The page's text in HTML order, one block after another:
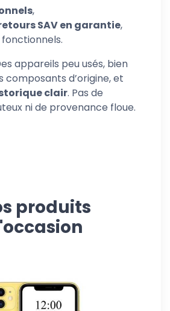
,
SAV en garantie,
appareils peu usés, bien
composants d’origine, et
clair. Pas de
ni de provenance floue.
produits